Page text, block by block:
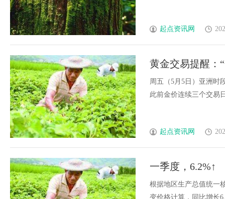
起点资讯网
黄金交易提醒：
金价涨势停不住
周五（5月5日）亚洲时
此前金价连续三个交易
起点资讯网
一季度，6.2%↑
根据地区生产总值统一
变价格计算，同比增长